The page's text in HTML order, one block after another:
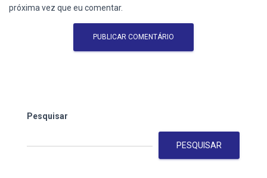
próxima vez que eu comentar.
Pesquisar
PESQUISAR